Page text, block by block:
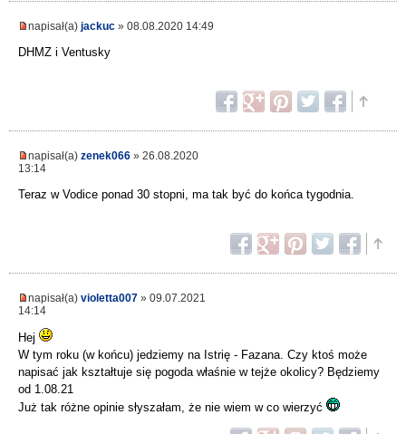
napisał(a) jackuc » 08.08.2020 14:49
DHMZ i Ventusky
napisał(a) zenek066 » 26.08.2020
13:14
Teraz w Vodice ponad 30 stopni, ma tak być do końca tygodnia.
napisał(a) violetta007 » 09.07.2021
14:14
Hej
W tym roku (w końcu) jedziemy na Istrię - Fazana. Czy ktoś może
napisać jak kształtuje się pogoda właśnie w tejże okolicy? Będziemy
od 1.08.21
Już tak różne opinie słyszałam, że nie wiem w co wierzyć